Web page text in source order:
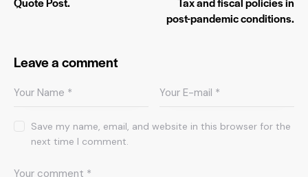
post-pandemic conditions.
Leave a comment
Save my name, email, and website in this browser for the
next time I comment.